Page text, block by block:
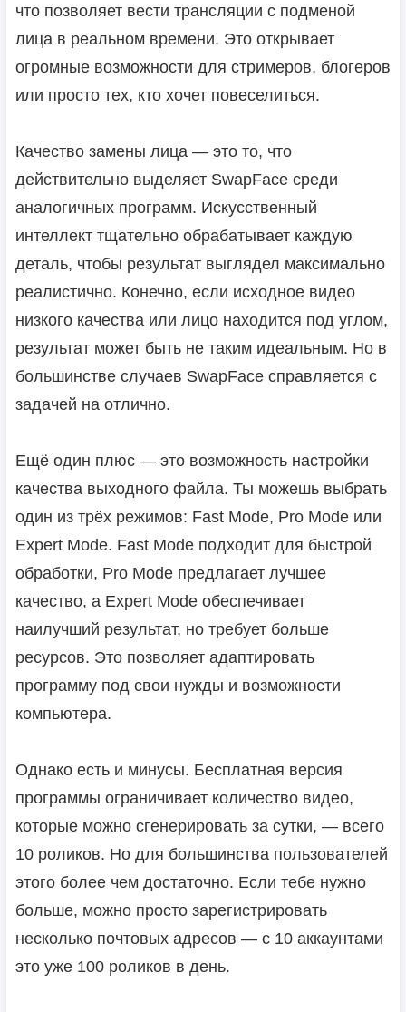
что позволяет вести трансляции с подменой
лица в реальном времени. Это открывает
огромные возможности для стримеров, блогеров
или просто тех, кто хочет повеселиться.
Качество замены лица — это то, что
действительно выделяет SwapFace среди
аналогичных программ. Искусственный
интеллект тщательно обрабатывает каждую
деталь, чтобы результат выглядел максимально
реалистично. Конечно, если исходное видео
низкого качества или лицо находится под углом,
результат может быть не таким идеальным. Но в
большинстве случаев SwapFace справляется с
задачей на отлично.
Ещё один плюс — это возможность настройки
качества выходного файла. Ты можешь выбрать
один из трёх режимов: Fast Mode, Pro Mode или
Expert Mode. Fast Mode подходит для быстрой
обработки, Pro Mode предлагает лучшее
качество, а Expert Mode обеспечивает
наилучший результат, но требует больше
ресурсов. Это позволяет адаптировать
программу под свои нужды и возможности
компьютера.
Однако есть и минусы. Бесплатная версия
программы ограничивает количество видео,
которые можно сгенерировать за сутки, — всего
10 роликов. Но для большинства пользователей
этого более чем достаточно. Если тебе нужно
больше, можно просто зарегистрировать
несколько почтовых адресов — с 10 аккаунтами
это уже 100 роликов в день.